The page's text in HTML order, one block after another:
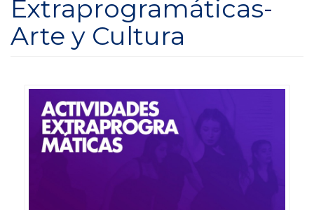
Extraprogramáticas-
Arte y Cultura